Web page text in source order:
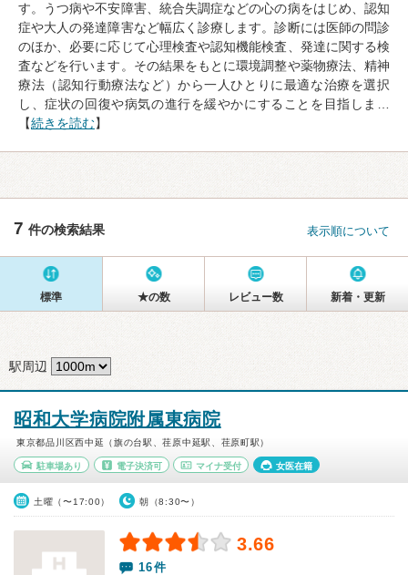
す。うつ病や不安障害、統合失調症などの心の病をはじめ、認知
症や大人の発達障害など幅広く診療します。診断には医師の問診
のほか、必要に応じて心理検査や認知機能検査、発達に関する検
査などを行います。その結果をもとに環境調整や薬物療法、精神
療法（認知行動療法など）から一人ひとりに最適な治療を選択
し、症状の回復や病気の進行を緩やかにすることを目指しま…
【続きを読む】
7 件の検索結果 表示順について
標準 ★の数 レビュー数 新着・更新
駅周辺
昭和大学病院附属東病院
東京都品川区西中延（旗の台駅、荏原中延駅、荏原町駅）
駐車場あり 電子決済可 マイナ受付 女医在籍
土曜（〜17:00） 朝（8:30〜）
3.66
16件